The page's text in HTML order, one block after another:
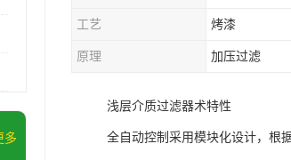
多
工艺 烤漆
原理 加压过滤
浅层介质过滤器术特性
全自动控制采用模块化设计，根